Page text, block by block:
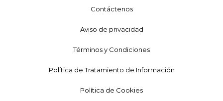
Contáctenos
Aviso de privacidad
Términos y Condiciones
Política de Tratamiento de Información
Política de Cookies